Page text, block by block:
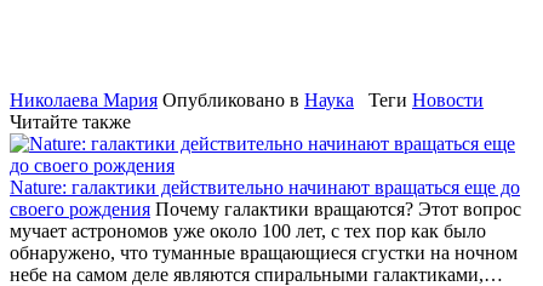
Николаева Мария Опубликовано в Наука Теги Новости
Читайте также
Nature: галактики действительно начинают вращаться еще до
своего рождения Почему галактики вращаются? Этот вопрос
мучает астрономов уже около 100 лет, с тех пор как было
обнаружено, что туманные вращающиеся сгустки на ночном
небе на самом деле являются спиральными галактиками,…